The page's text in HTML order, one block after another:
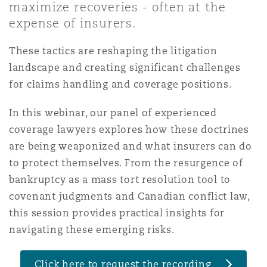
Entretien, réparation et
Droit aérien commercial
Droit réglementaire
Satellites et espace
Couverture d’assurance
Risques politiques et crédit
Responsabilité du fabricant
produits
Assurance biens
Bator
Jersey
County
The St Botolph Building
maximize recoveries - often at the
expense of insurers.
These tactics are reshaping the litigation
landscape and creating significant challenges
for claims handling and coverage positions.
In this webinar, our panel of experienced
coverage lawyers explores how these doctrines
are being weaponized and what insurers can do
to protect themselves. From the resurgence of
bankruptcy as a mass tort resolution tool to
covenant judgments and Canadian conflict law,
this session provides practical insights for
navigating these emerging risks.
Click here to request the recording